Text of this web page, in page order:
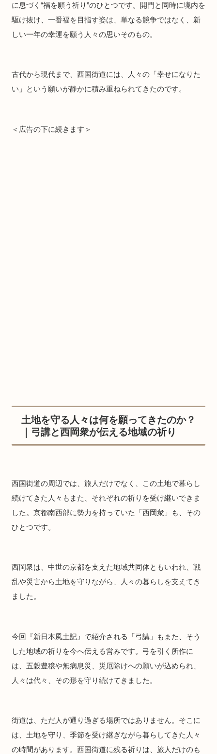
に息づく“福を願う祈り”のひとつです。開門と同時に境内を
駆け抜け、一番福を目指す姿は、単なる競争ではなく、新
しい一年の幸運を願う人々の思いそのもの。
古代から現代まで、西国街道には、人々の「幸せになりた
い」という願いが静かに積み重ねられてきたのです。
＜広告の下に続きます＞
土地を守る人々は何を願ってきたのか？
｜弓講と西岡衆が伝える地域の祈り
西国街道の周辺では、旅人だけでなく、この土地で暮らし
続けてきた人々もまた、それぞれの祈りを受け継いできま
した。京都南西部に勢力を持っていた「西岡衆」も、その
ひとつです。
西岡衆は、中世の京都を支えた地域共同体ともいわれ、戦
乱や災害から土地を守りながら、人々の暮らしを支えてき
ました。
今回『新日本風土記』で紹介される「弓講」もまた、そう
した地域の祈りを今へ伝える営みです。弓を引く所作に
は、五穀豊穣や無病息災、災厄除けへの願いが込められ、
人々は代々、その形を守り続けてきました。
街道は、ただ人が通り過ぎる場所ではありません。そこに
は、土地を守り、季節を受け継ぎながら暮らしてきた人々
の時間があります。西国街道に残る祈りは、旅人だけのも